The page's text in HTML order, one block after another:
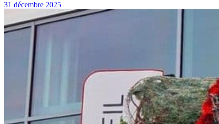
31 décembre 2025